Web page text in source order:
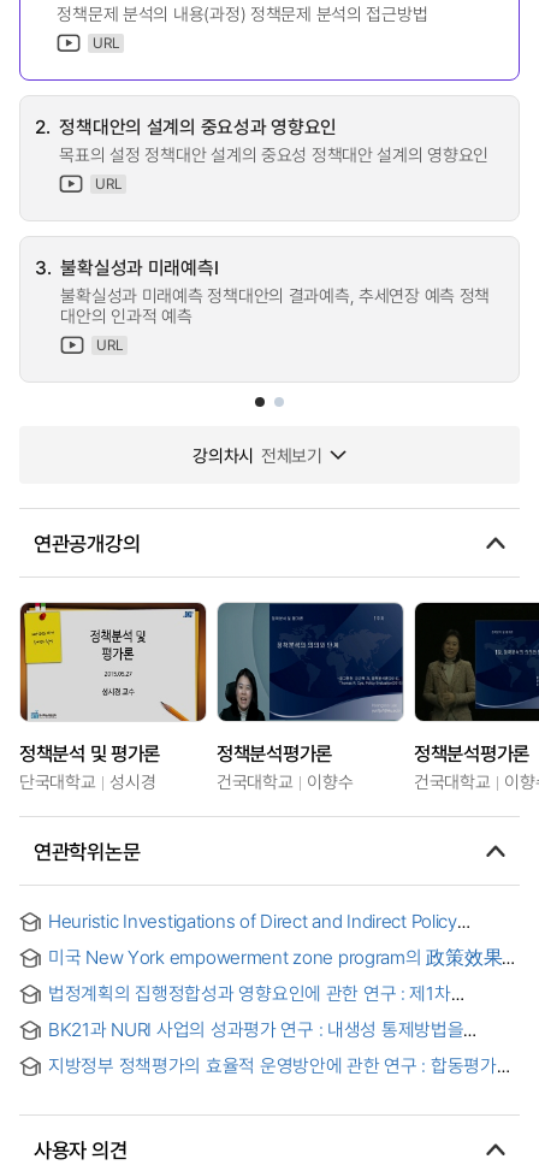
정책문제 분석의 내용(과정) 정책문제 분석의 접근방법
URL
2. 정책대안의 설계의 중요성과 영향요인
목표의 설정 정책대안 설계의 중요성 정책대안 설계의 영향요인
URL
3. 불확실성과 미래예측I
불확실성과 미래예측 정책대안의 결과예측, 추세연장 예측 정책
대안의 인과적 예측
URL
강의차시 전체보기
연관공개강의
정책분석 및 평가론
단국대학교 성시경
정책분석평가론
건국대학교 이향수
정책분석평가론
건국대학교 이
연관학위논문
Heuristic Investigations of Direct and Indirect Policy
Comprehensive Rural Village Development Project and
Transportation Accessibility = 농촌 및 공간정책의 농업소득
성과에 관한 선험적 고찰: 농촌마을종합개발사업과 교통SOC를
중심으로
미국 New York empowerment zone program의 政策效果
법정계획의 집행정합성과 영향요인에 관한 연구 : 제1차
Coherence and Its Influencing Factors in Statutory Plans:
The Case of the 1st Basic Plan for Public Health Care
BK21과 NURI 사업의 성과평가 연구 : 내생성 통제방법을
지방정부 정책평가의 효율적 운영방안에 관한 연구 : 합동평가를
사용자 의견